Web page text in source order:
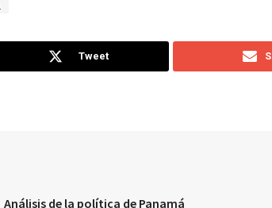
Tweet
Análisis de la política de Panamá